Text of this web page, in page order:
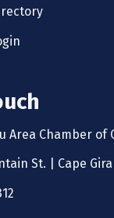
Area Chamber of
St. | Cape